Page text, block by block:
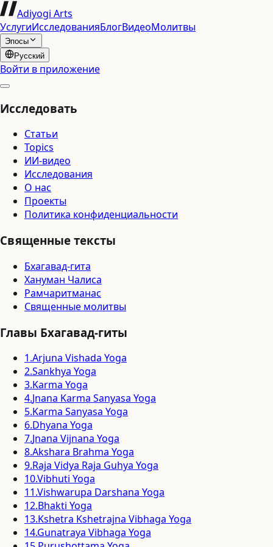
Adiyogi Arts
УслугиИсследованияБлогВидеоМолитвы
Эпосы
Русский
Войти в приложение
Исследовать
Статьи
Topics
ИИ-видео
Исследования
О нас
Проекты
Политика конфиденциальности
Священные тексты
Бхагавад-гита
Хануман Чалиса
Рамчаритманас
Священные молитвы
Главы Бхагавад-гиты
1.Arjuna Vishada Yoga
2.Sankhya Yoga
3.Karma Yoga
4.Jnana Karma Sanyasa Yoga
5.Karma Sanyasa Yoga
6.Dhyana Yoga
7.Jnana Vijnana Yoga
8.Akshara Brahma Yoga
9.Raja Vidya Raja Guhya Yoga
10.Vibhuti Yoga
11.Vishwarupa Darshana Yoga
12.Bhakti Yoga
13.Kshetra Kshetrajna Vibhaga Yoga
14.Gunatraya Vibhaga Yoga